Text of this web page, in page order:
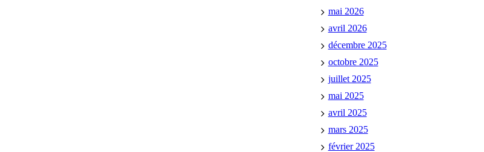
mai 2026
avril 2026
décembre 2025
octobre 2025
juillet 2025
mai 2025
avril 2025
mars 2025
février 2025